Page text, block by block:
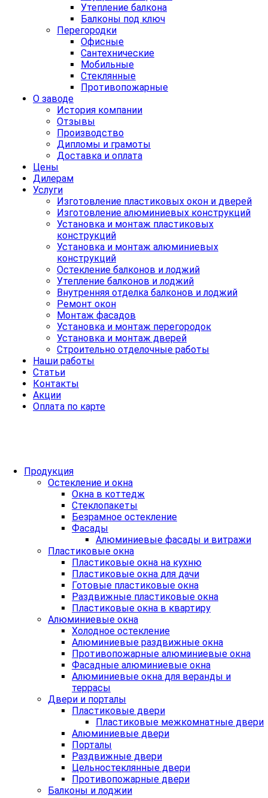
Утепление балкона
Балконы под ключ
Перегородки
Офисные
Сантехнические
Мобильные
Стеклянные
Противопожарные
О заводе
История компании
Отзывы
Производство
Дипломы и грамоты
Доставка и оплата
Цены
Дилерам
Услуги
Изготовление пластиковых окон и дверей
Изготовление алюминиевых конструкций
Установка и монтаж пластиковых
конструкций
Установка и монтаж алюминиевых
конструкций
Остекление балконов и лоджий
Утепление балконов и лоджий
Внутренняя отделка балконов и лоджий
Ремонт окон
Монтаж фасадов
Установка и монтаж перегородок
Установка и монтаж дверей
Строительно отделочные работы
Наши работы
Статьи
Контакты
Акции
Оплата по карте
Продукция
Остекление и окна
Окна в коттедж
Стеклопакеты
Безрамное остекление
Фасады
Алюминиевые фасады и витражи
Пластиковые окна
Пластиковые окна на кухню
Пластиковые окна для дачи
Готовые пластиковые окна
Раздвижные пластиковые окна
Пластиковые окна в квартиру
Алюминиевые окна
Холодное остекление
Алюминиевые раздвижные окна
Противопожарные алюминиевые окна
Фасадные алюминиевые окна
Алюминиевые окна для веранды и
террасы
Двери и порталы
Пластиковые двери
Пластиковые межкомнатные двери
Алюминиевые двери
Порталы
Раздвижные двери
Цельностеклянные двери
Противопожарные двери
Балконы и лоджии